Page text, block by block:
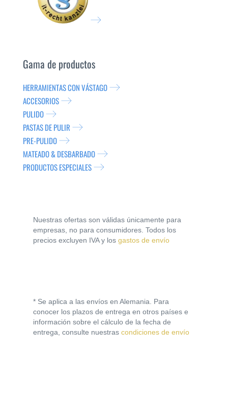
Gama de productos
HERRAMIENTAS CON VÁSTAGO
ACCESORIOS
PULIDO
PASTAS DE PULIR
PRE-PULIDO
MATEADO & DESBARBADO
PRODUCTOS ESPECIALES
Nuestras ofertas son válidas únicamente para
empresas, no para consumidores. Todos los
precios excluyen IVA y los gastos de envío
* Se aplica a las envíos en Alemania. Para
conocer los plazos de entrega en otros países e
información sobre el cálculo de la fecha de
entrega, consulte nuestras condiciones de envío